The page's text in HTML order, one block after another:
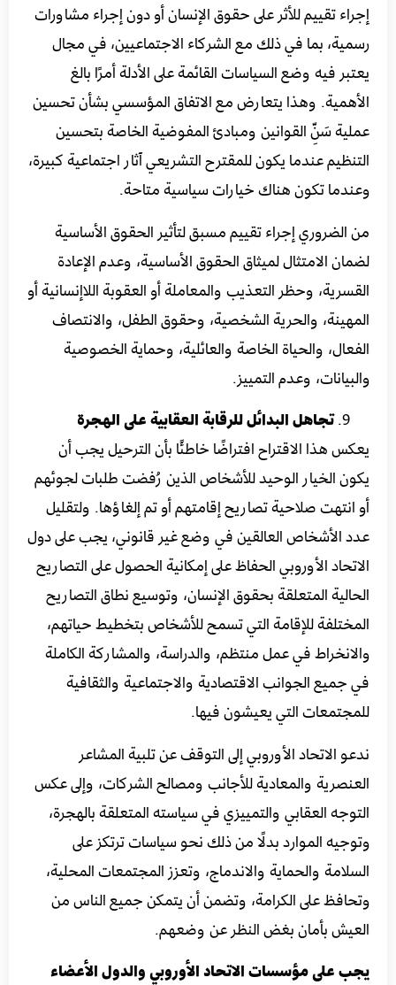
إجراء تقييم للأثر على حقوق الإنسان أو دون إجراء مشاورات
رسمية، بما في ذلك مع الشركاء الاجتماعيين، في مجال
يعتبر فيه وضع السياسات القائمة على الأدلة أمرًا بالغ
الأهمية. وهذا يتعارض مع الاتفاق المؤسسي بشأن تحسين
عملية سَنِّ القوانين ومبادئ المفوضية الخاصة بتحسين
التنظيم عندما يكون للمقترح التشريعي آثار اجتماعية كبيرة،
وعندما تكون هناك خيارات سياسية متاحة.
من الضروري إجراء تقييم مسبق لتأثير الحقوق الأساسية
لضمان الامتثال لميثاق الحقوق الأساسية، وعدم الإعادة
القسرية، وحظر التعذيب والمعاملة أو العقوبة اللاإنسانية أو
المهينة، والحرية الشخصية، وحقوق الطفل، والانتصاف
الفعال، والحياة الخاصة والعائلية، وحماية الخصوصية
والبيانات، وعدم التمييز.
تجاهل البدائل للرقابة العقابية على الهجرة
يعكس هذا الاقتراح افتراضًا خاطئًا بأن الترحيل يجب أن
يكون الخيار الوحيد للأشخاص الذين رُفضت طلبات لجوئهم
أو انتهت صلاحية تصاريح إقامتهم أو تم إلغاؤها. ولتقليل
عدد الأشخاص العالقين في وضع غير قانوني، يجب على دول
الاتحاد الأوروبي الحفاظ على إمكانية الحصول على التصاريح
الحالية المتعلقة بحقوق الإنسان، وتوسيع نطاق التصاريح
المختلفة للإقامة التي تسمح للأشخاص بتخطيط حياتهم،
والانخراط في عمل منتظم، والدراسة، والمشاركة الكاملة
في جميع الجوانب الاقتصادية والاجتماعية والثقافية
للمجتمعات التي يعيشون فيها.
ندعو الاتحاد الأوروبي إلى التوقف عن تلبية المشاعر
العنصرية والمعادية للأجانب ومصالح الشركات، وإلى عكس
التوجه العقابي والتمييزي في سياسته المتعلقة بالهجرة،
وتوجيه الموارد بدلًا من ذلك نحو سياسات ترتكز على
السلامة والحماية والاندماج، وتعزز المجتمعات المحلية،
وتحافظ على الكرامة، وتضمن أن يتمكن جميع الناس من
العيش بأمان بغض النظر عن وضعهم.
يجب على مؤسسات الاتحاد الأوروبي والدول الأعضاء